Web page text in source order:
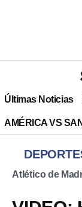
Últimas Noticias
AMÉRICA VS
Atlético de